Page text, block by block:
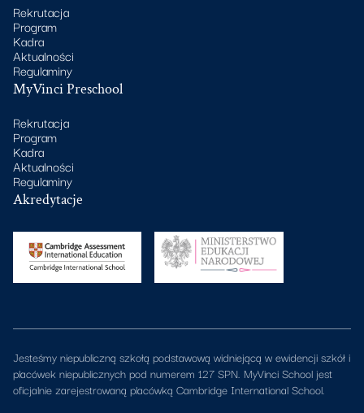
Rekrutacja
Program
Kadra
Aktualności
Regulaminy
MyVinci Preschool
Rekrutacja
Program
Kadra
Aktualności
Regulaminy
Akredytacje
Jesteśmy niepubliczną szkołą podstawową widniejącą w ewidencji szkół i
placówek niepublicznych pod numerem 127 SPN. MyVinci School jest
oficjalnie zarejestrowaną placówką Cambridge International School.